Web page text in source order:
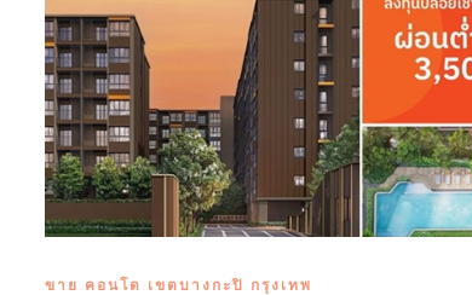
ขาย คอนโด เขตบางกะปิ กรุงเทพ